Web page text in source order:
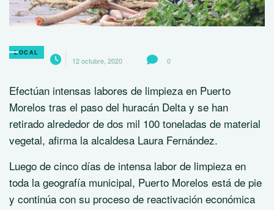
LOCAL
12 octubre, 2020 0
Efectúan intensas labores de limpieza en Puerto
Morelos tras el paso del huracán Delta y se han
retirado alrededor de dos mil 100 toneladas de material
vegetal, afirma la alcaldesa Laura Fernández.
Luego de cinco días de intensa labor de limpieza en
toda la geografía municipal, Puerto Morelos está de pie
y continúa con su proceso de reactivación económica